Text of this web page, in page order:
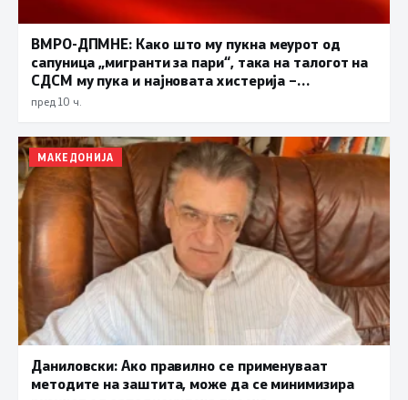
ВМРО-ДПМНЕ: Како што му пукна меурот од
сапуница „мигранти за пари“, така на талогот на
СДСМ му пука и најновата хистерија –
прифаќање на француски предлог
пред 10 ч.
МАКЕДОНИЈА
Даниловски: Ако правилно се применуваат
методите на заштита, може да се минимизира